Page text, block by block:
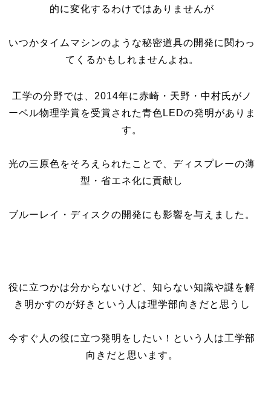
的に変化するわけではありませんが
いつかタイムマシンのような秘密道具の開発に関わっ
てくるかもしれませんよね。
工学の分野では、2014年に赤崎・天野・中村氏がノ
ーベル物理学賞を受賞された青色LEDの発明がありま
す。
光の三原色をそろえられたことで、ディスプレーの薄
型・省エネ化に貢献し
ブルーレイ・ディスクの開発にも影響を与えました。
役に立つかは分からないけど、知らない知識や謎を解
き明かすのが好きという人は理学部向きだと思うし
今すぐ人の役に立つ発明をしたい！という人は工学部
向きだと思います。